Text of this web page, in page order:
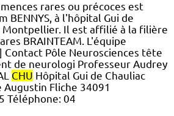
rares ou précoces est
BENNYS, à l'hôpital Gui de
Montpellier. Il est affilié à la filière
BRAINTEAM. L'équipe
Contact Pôle Neurosciences tête
de neurologi Professeur Audrey
CHU Hôpital Gui de Chauliac
Augustin Fliche 34091
Téléphone: 04